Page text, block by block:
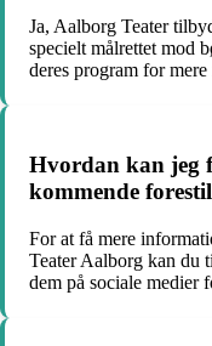
Ja, Aalborg Teater
specielt målrettet mod
deres program for
Hvordan kan jeg
kommende
For at få mere
Teater Aalborg kan du
dem på sociale medier